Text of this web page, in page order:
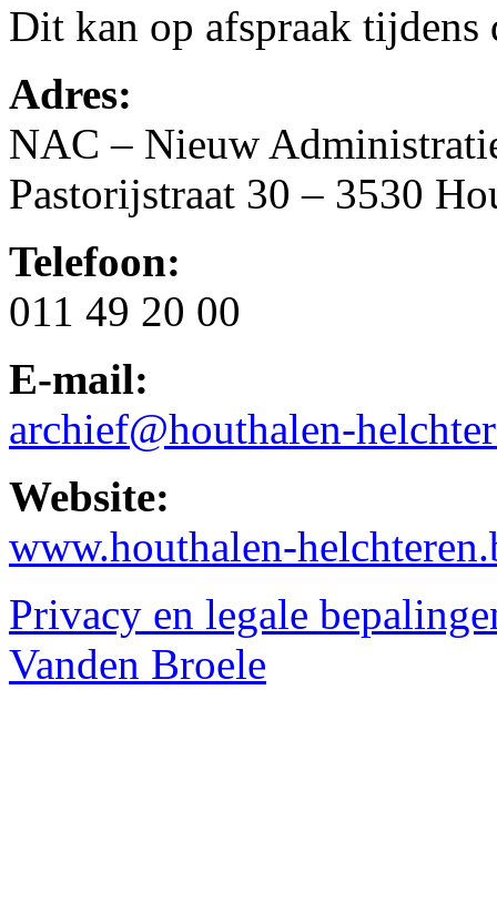
Dit kan op afspraak tijdens
Adres:
NAC – Nieuw
Pastorijstraat 30 – 3530
Telefoon:
011 49 20 00
E-mail:
archief@houthalen-
Website:
www.houthalen-
Privacy en legale
Vanden Broele